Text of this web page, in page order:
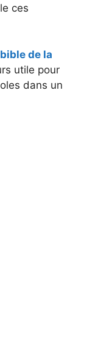
ces
de la
utile pour
dans un